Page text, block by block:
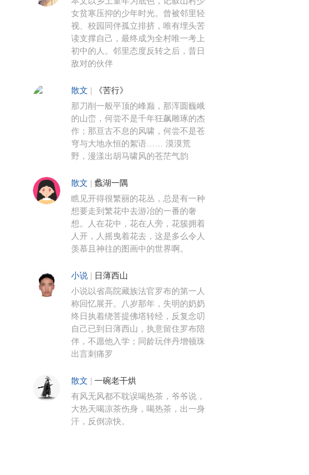
女贫寒压抑的少年时光。曾被邻里轻
视、校园同伴孤立排挤，唯有埋头苦
读支撑自己，最终成为全村唯一考上
初中的人。邻里态度反转之后，昔日
敌对的伙伴
散文 《苦行》
那刀削一般平顶的峰巅，那浑圆巍峨
的山峦，何尝不是千年狂飙雕琢的杰
作；那亘古不息的风啸，何尝不是苍
穹与大地永恒的絮语…… 漠漠荒
野，漫漾出胡马啸风的苍茫气韵
散文 蠡湖一隅
瞧见开得很繁丽的花丛，总是有一种
想要走到繁花中去游冶的一番的奢
想。人在花中，花在人旁，花簇拥着
人开，人摇曳着花去，这是多么令人
羡慕且神往的图画中的世界啊。
小说 日薄西山
小说以省高院藏族法官罗布的第一人
称回忆展开。八岁那年，失明的奶奶
终日执着绕菩提佛塔转经，反复念叨
自己已到日薄西山，执意留住罗布陪
伴，不愿他入学；同龄玩伴丹增顿珠
出言刺痛罗
散文 一碗老干烘
有风无风都不耽误喝热茶，爷爷说，
大热天喝凉茶伤身，喝热茶，出一身
汗，反倒凉快。